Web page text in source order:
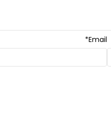
Email
*